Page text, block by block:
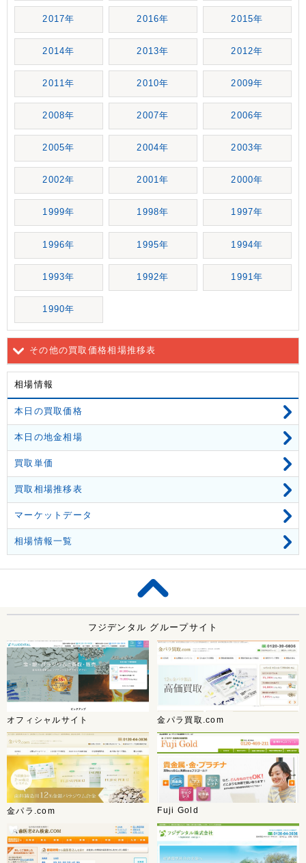
2017年 2016年 2015年
2014年 2013年 2012年
2011年 2010年 2009年
2008年 2007年 2006年
2005年 2004年 2003年
2002年 2001年 2000年
1999年 1998年 1997年
1996年 1995年 1994年
1993年 1992年 1991年
1990年
その他の買取価格相場推移表
相場情報
本日の買取価格
本日の地金相場
買取単価
買取相場推移表
マーケットデータ
相場情報一覧
フジデンタル グループサイト
オフィシャルサイト 金パラ買取.com
金パラ.com Fuji Gold